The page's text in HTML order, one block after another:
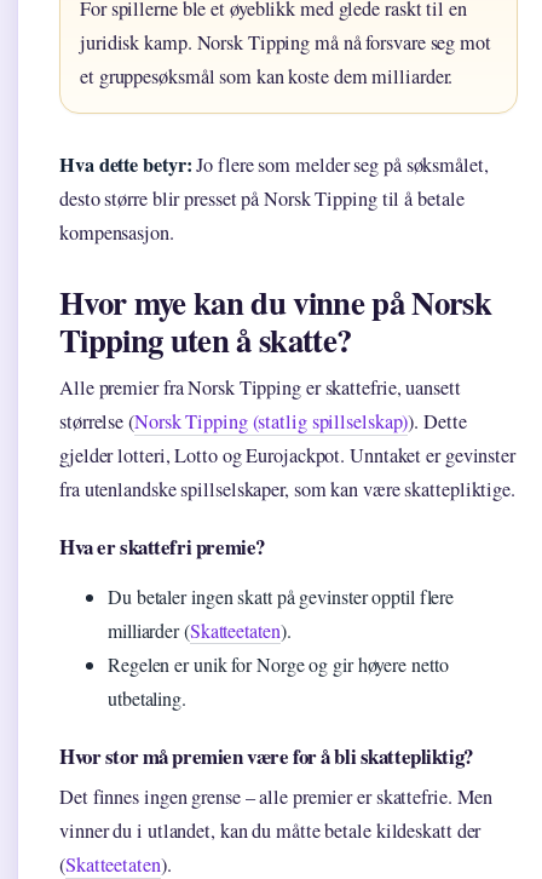
For spillerne ble et øyeblikk med glede raskt til en
juridisk kamp. Norsk Tipping må nå forsvare seg mot
et gruppesøksmål som kan koste dem milliarder.
Hva dette betyr:Jo flere som melder seg på søksmålet,
desto større blir presset på Norsk Tipping til å betale
kompensasjon.
Hvor mye kan du vinne på Norsk
Tipping uten å skatte?
Alle premier fra Norsk Tipping er skattefrie, uansett
størrelse (Norsk Tipping (statlig spillselskap)). Dette
gjelder lotteri, Lotto og Eurojackpot. Unntaket er gevinster
fra utenlandske spillselskaper, som kan være skattepliktige.
Hva er skattefri premie?
Du betaler ingen skatt på gevinster opptil flere
milliarder (Skatteetaten).
Regelen er unik for Norge og gir høyere netto
utbetaling.
Hvor stor må premien være for å bli skattepliktig?
Det finnes ingen grense – alle premier er skattefrie. Men
vinner du i utlandet, kan du måtte betale kildeskatt der
(Skatteetaten).